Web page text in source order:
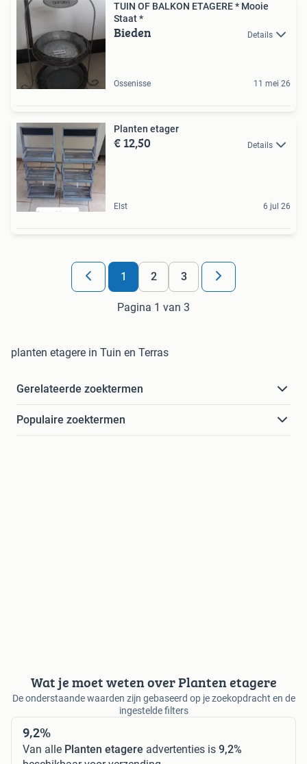
TUIN OF BALKON ETAGERE * Mooie
Staat *
Bieden Details
Ossenisse 11 mei 26
Planten etager
€ 12,50 Details
Elst 6 jul 26
1 2 3
Pagina 1 van 3
planten etagere in Tuin en Terras
Gerelateerde zoektermen
Populaire zoektermen
Wat je moet weten over Planten etagere
De onderstaande waarden zijn gebaseerd op je zoekopdracht en de
ingestelde filters
9,2%
Van alle Planten etagere advertenties is 9,2%